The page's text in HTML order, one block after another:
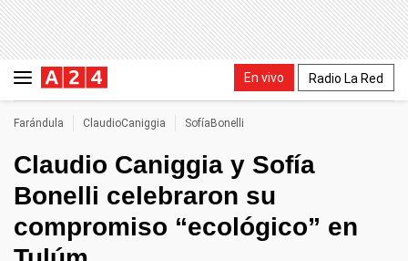
En vivo Radio La Red
Farándula ClaudioCaniggia SofíaBonelli
Claudio Caniggia y Sofía
Bonelli celebraron su
compromiso “ecológico” en